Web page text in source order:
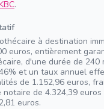
.
à destination
euros, entièrement
d'une durée de 240
et un taux annuel
de 1.152,96 euros,
notaire de 4.324,39
euros.